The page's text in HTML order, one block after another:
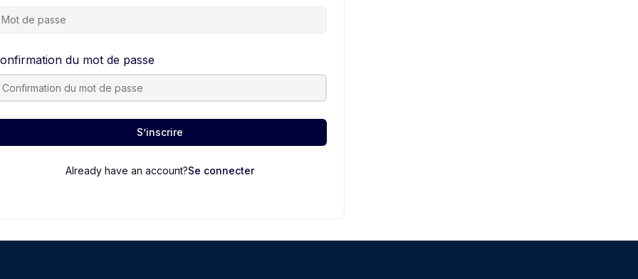
du mot de passe
S’inscrire
Already have an account?Se connecter